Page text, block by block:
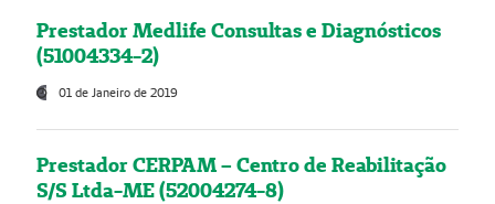
Prestador Medlife Consultas e Diagnósticos
(51004334-2)
01 de Janeiro de 2019
Prestador CERPAM – Centro de Reabilitação
S/S Ltda-ME (52004274-8)